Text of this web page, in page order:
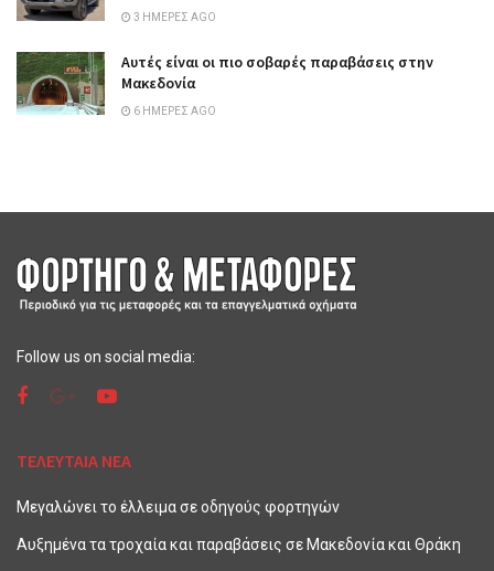
3 ΗΜΈΡΕΣ AGO
Αυτές είναι οι πιο σοβαρές παραβάσεις στην
Μακεδονία
6 ΗΜΈΡΕΣ AGO
Follow us on social media:
ΤΕΛΕΥΤΑΙΑ ΝΕΑ
Μεγαλώνει το έλλειμα σε οδηγούς φορτηγών
Αυξημένα τα τροχαία και παραβάσεις σε Μακεδονία και Θράκη